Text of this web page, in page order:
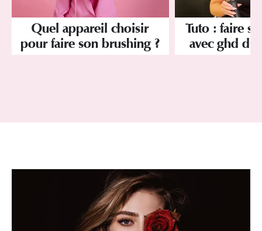
Quel appareil choisir
pour faire son brushing ?
Tuto : faire
avec ghd